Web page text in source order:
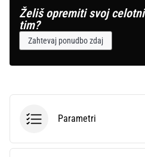
Želiš opremiti svoj celotni
tim?
Zahtevaj ponudbo zdaj
Parametri